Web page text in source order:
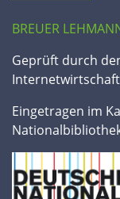
BREUER
Geprüft durch
Internetwirtschaft
Eingetragen im